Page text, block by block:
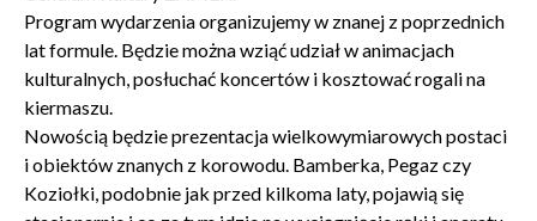
Wyrażam zgodę na przetwarzanie danych osobowych
w celu skorzystania z usługi newsletter.
Administratorem danych osobowych jest Centrum
się z informacjami dotyczącymi przetwarzania danych
osobowych, które są zawarte wPolityce prywatności.
Program wydarzenia organizujemy w znanej z poprzednich
lat formule. Będzie można wziąć udział w animacjach
kulturalnych, posłuchać koncertów i kosztować rogali na
kiermaszu.
Nowością będzie prezentacja wielkowymiarowych postaci
i obiektów znanych z korowodu. Bamberka, Pegaz czy
Koziołki, podobnie jak przed kilkoma laty, pojawią się